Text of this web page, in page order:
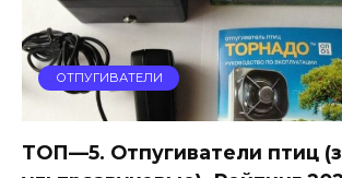
ОТПУГИВАТЕЛИ
ТОП—5. Отпугиватели птиц